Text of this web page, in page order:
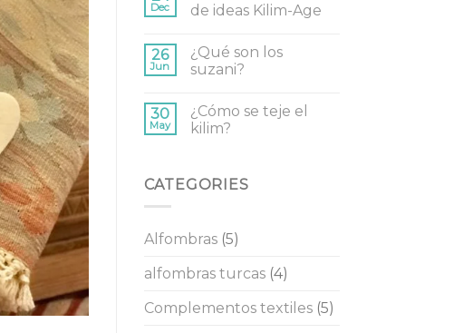
Dec
de ideas Kilim-Age
26
Jun
¿Qué son los
suzani?
30
May
¿Cómo se teje el
kilim?
CATEGORIES
Alfombras(5)
alfombras turcas(4)
Complementos textiles(5)